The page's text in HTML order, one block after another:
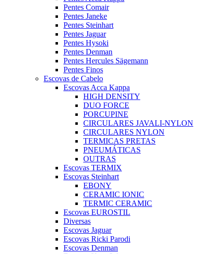
Pentes Comair
Pentes Janeke
Pentes Steinhart
Pentes Jaguar
Pentes Hysoki
Pentes Denman
Pentes Hercules Sägemann
Pentes Finos
Escovas de Cabelo
Escovas Acca Kappa
HIGH DENSITY
DUO FORCE
PORCUPINE
CIRCULARES JAVALI-NYLON
CIRCULARES NYLON
TERMICAS PRETAS
PNEUMÁTICAS
OUTRAS
Escovas TERMIX
Escovas Steinhart
EBONY
CERAMIC IONIC
TERMIC CERAMIC
Escovas EUROSTIL
Diversas
Escovas Jaguar
Escovas Ricki Parodi
Escovas Denman